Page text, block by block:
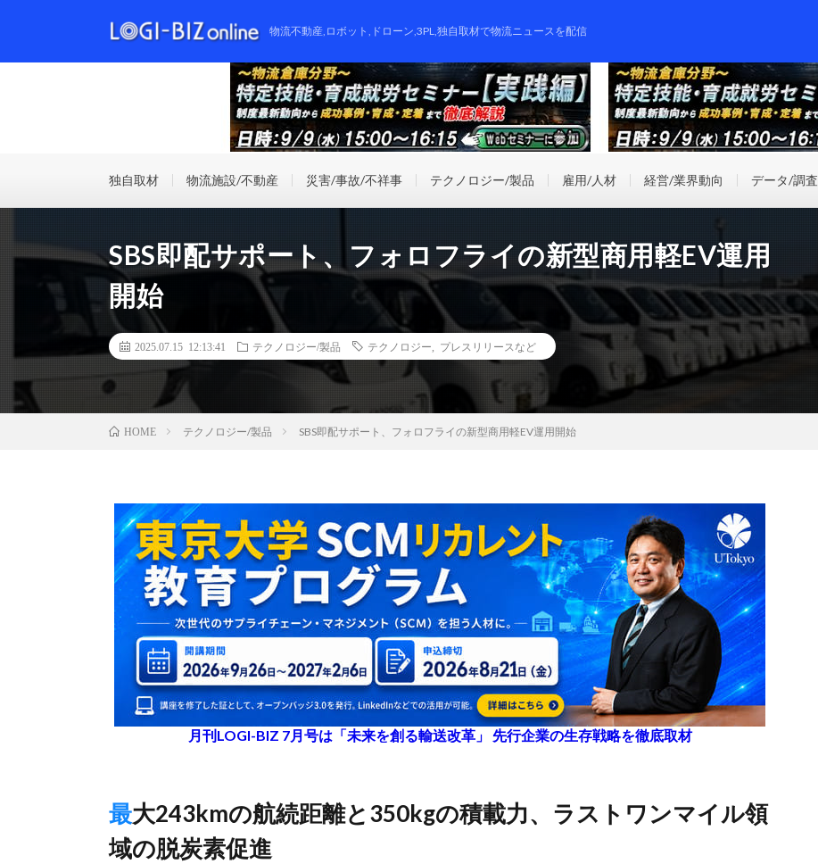
物流不動産,ロボット,ドローン,3PL,独自取材で物流ニュースを配信
独自取材 物流施設/不動産 災害/事故/不祥事 テクノロジー/製品 雇用/人材 経営/業界動向 データ/調査
SBS即配サポート、フォロフライの新型商用軽EV運用
開始
2025.07.15 12:13:41 テクノロジー/製品 テクノロジー プレスリリースなど
HOME テクノロジー/製品 SBS即配サポート、フォロフライの新型商用軽EV運用開始
月刊LOGI-BIZ 7月号は「未来を創る輸送改革」 先行企業の生存戦略を徹底取材
最大243kmの航続距離と350kgの積載力、ラストワンマイル領
域の脱炭素促進